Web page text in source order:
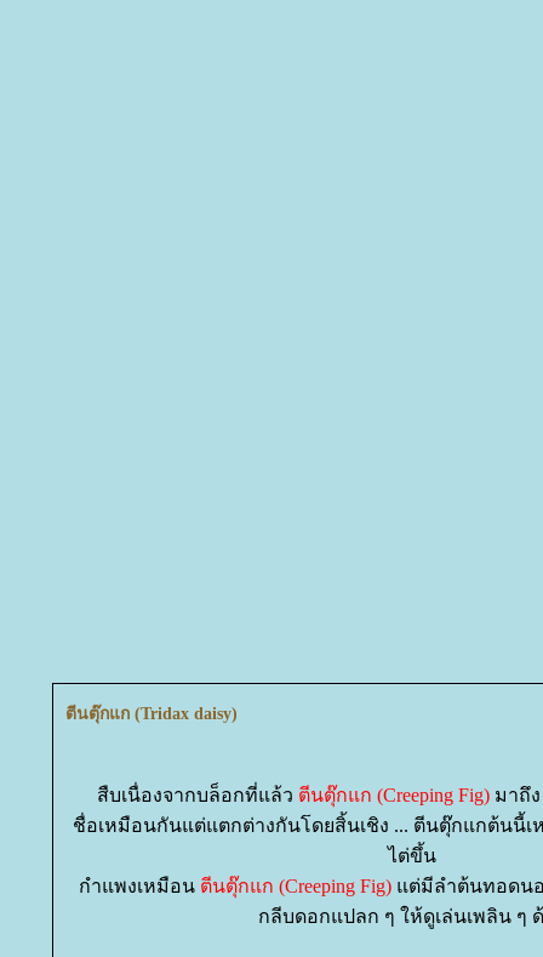
ตีนตุ๊กแก (Tridax daisy)
สืบเนื่องจากบล็อกที่แล้ว ตีนตุ๊กแก (Creeping Fig) มาถึ
ชื่อเหมือนกันแต่แตกต่างกันโดยสิ้นเชิง ... ตีนตุ๊กแกต้นนี้
ไต่ขึ้น
กำแพงเหมือน ตีนตุ๊กแก (Creeping Fig) ต่มีลำต้นทอดนอ
กลีบดอกแปลก ๆ ให้ดูเล่นเพลิน ๆ